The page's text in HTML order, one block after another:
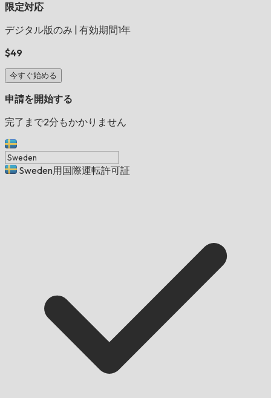
限定対応
デジタル版のみ 有効期間1年
$49
今すぐ始める
申請を開始する
完了まで2分もかかりません
Sweden用国際運転許可証